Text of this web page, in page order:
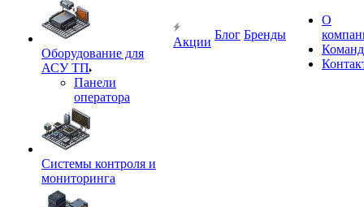
Оборудование для
АСУ ТП
Панели
оператора
Системы контроля и
мониторинга
Акции
Блог Бренды
О